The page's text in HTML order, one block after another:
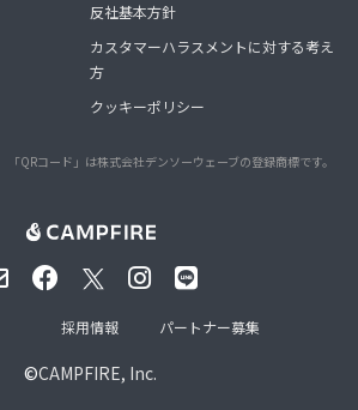
反社基本方針
カスタマーハラスメントに対する考え
方
クッキーポリシー
「QRコード」は株式会社デンソーウェーブの登録商標です。
©CAMPFIRE, Inc.
採用情報 パートナー募集